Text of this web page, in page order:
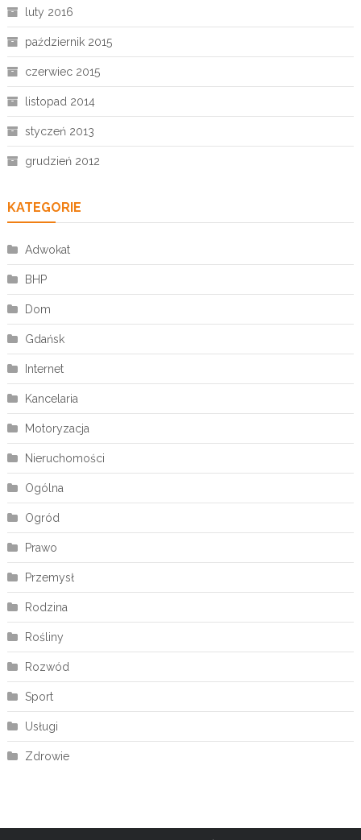
luty 2016
październik 2015
czerwiec 2015
listopad 2014
styczeń 2013
grudzień 2012
KATEGORIE
Adwokat
BHP
Dom
Gdańsk
Internet
Kancelaria
Motoryzacja
Nieruchomości
Ogólna
Ogród
Prawo
Przemysł
Rodzina
Rośliny
Rozwód
Sport
Usługi
Zdrowie